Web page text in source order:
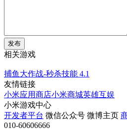
发布
相关游戏
捕鱼大作战-秒杀技能 4.1
友情链接
小米应用商店小米商城英雄互娱
小米游戏中心
开发者平台 微信公众号 微博主页
010-60606666